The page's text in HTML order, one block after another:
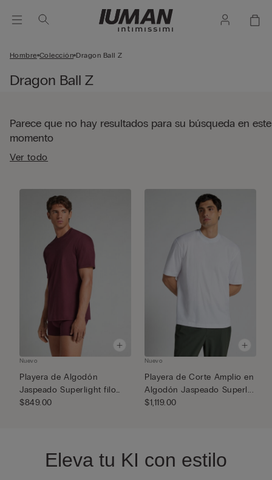
Hombre Colección Dragon Ball Z
Dragon Ball Z
Parece que no hay resultados para su búsqueda en este
momento
Ver todo
Nuevo
Playera de Algodón
Jaspeado Superlight filo
Premiu...
$849.00
Nuevo
Playera de Corte Amplio en
Algodón Jaspeado Superl...
$1,119.00
Eleva tu KI con estilo